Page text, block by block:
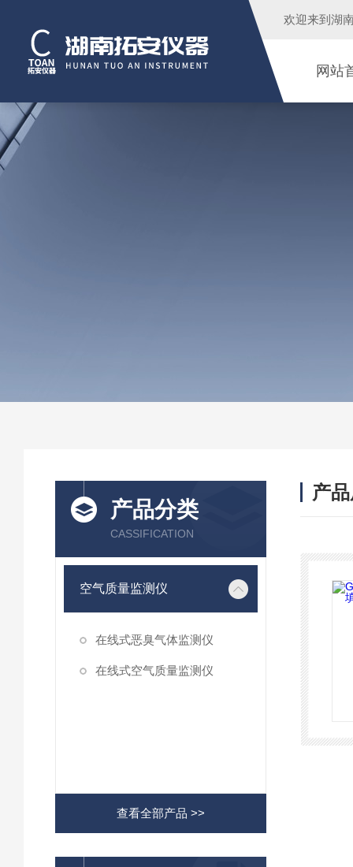
欢迎来到 湖
网站
产品分类
CASSIFICATION
空气质量监测仪
在线式恶臭气体监测仪
在线式空气质量监测仪
查看全部产品 >>
产